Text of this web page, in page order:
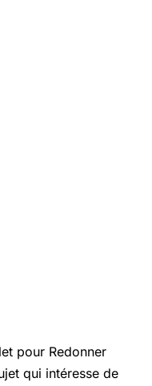
pour Redonner
qui intéresse de